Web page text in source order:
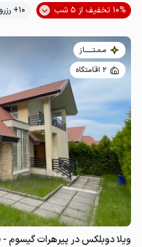
10% تخفیف از 5 شب
10+ رزرو موفق
مـمـتــــــاز
2 اقامتگاه
ویلا دوبلکس در پیرهرات گیسوم - a,b